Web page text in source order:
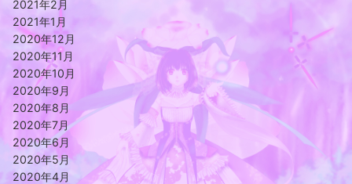
2021年2月
2021年1月
2020年12月
2020年11月
2020年10月
2020年9月
2020年8月
2020年7月
2020年6月
2020年5月
2020年4月